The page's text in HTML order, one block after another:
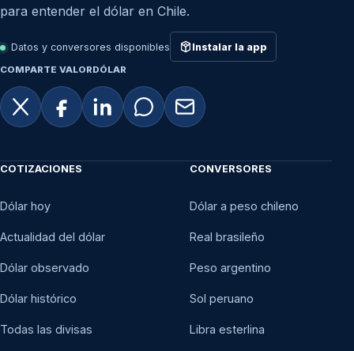
para entender el dólar en Chile.
Datos y conversores disponibles Instalar la app
COMPARTE VALORDÓLAR
COTIZACIONES
Dólar hoy
Actualidad del dólar
Dólar observado
Dólar histórico
Todas las divisas
CONVERSORES
Dólar a peso chileno
Real brasileño
Peso argentino
Sol peruano
Libra esterlina